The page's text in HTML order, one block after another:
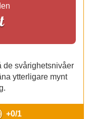
de svårighetsnivåer
ytterligare mynt
+0/1